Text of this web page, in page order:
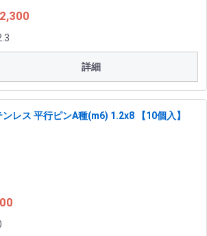
詳細
ンレス 平行ピンA種(m6) 1.2x8 【10個入】